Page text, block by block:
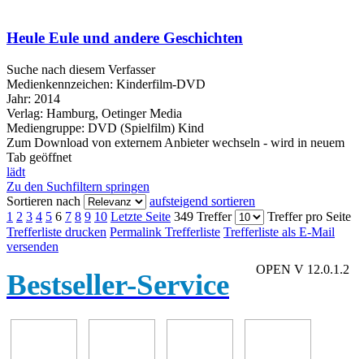
Heule Eule und andere Geschichten
Suche nach diesem Verfasser
Medienkennzeichen: Kinderfilm-DVD
Jahr: 2014
Verlag: Hamburg, Oetinger Media
Mediengruppe: DVD (Spielfilm) Kind
Zum Download von externem Anbieter wechseln - wird in neuem
Tab geöffnet
lädt
Zu den Suchfiltern springen
Sortieren nach
aufsteigend sortieren
1 2 3 4 5 6 7 8 9 10 Letzte Seite 349 Treffer
Treffer pro Seite
Trefferliste drucken Permalink Trefferliste Trefferliste als E-Mail
versenden
OPEN V 12.0.1.2
Bestseller-Service